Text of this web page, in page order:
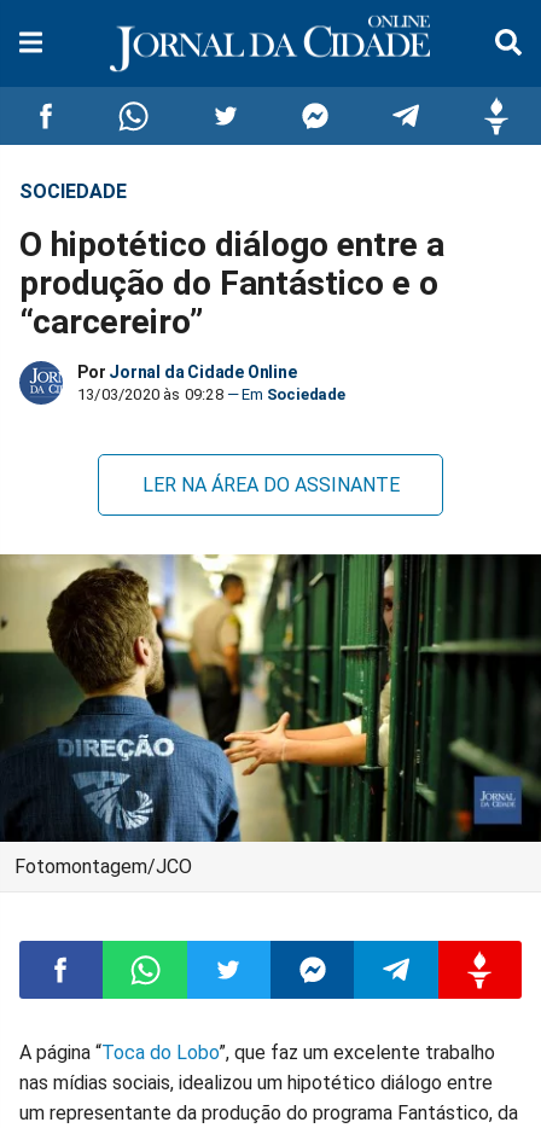
Compartilhar
no
Facebook
Compartilhar
no
Whatsapp
no
Twitter
no
no
SOCIEDADE
O hipotético diálogo entre a
produção do Fantástico e o
“carcereiro”
Por Jornal da Cidade Online
13/03/2020 às 09:28 Sociedade
LER NA ÁREA DO ASSINANTE
Fotomontagem/JCO
Compartilhar
no
Compartilhar
no
Compartilhar
no
Compartilhar
no
Compartilhar
no
no
A página “Toca do Lobo”, que faz um excelente trabalho
nas mídias sociais, idealizou um hipotético diálogo entre
um representante da produção do programa Fantástico, da